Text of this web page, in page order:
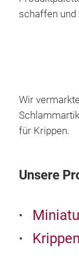
schaffen und
Wir
für Krippen.
Unsere
Krippen